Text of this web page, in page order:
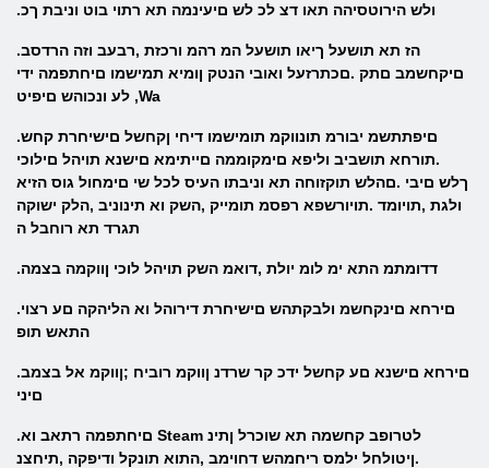
.ולש הירוטסיהה תאו דצ לכ לש םיעינמה תא רתוי בוט וניבת ךכ
.הז תא תושעל ךיאו תושעל המ רהמ ורכזת ,רבעב וזה הרדסב
םיקחשמב םתק .םכתרזעל ואובי הנטק ןומיא תמישמו םיחתפמה ידי
לע ונכוהש םיפיט ,Wa
.םיפתתשמ יבורמ תונווקמ תומישמו דיחי ןקחשל םישיחרת קחש
.תורחא תושביב וליפא םימקוממה םייתימא םישנא תויהל םילוכי
ךלש םיבי .םהלש תוקזוחה תא וניבתו העיס לכל שי םימחול גוס הזיא
ולגת ,תויומד .תויורשפא רפסמ תומייק ,השק וא תינוניב ,הלק ישוקה
תגרד תא רוחבל ה
.דדומתמ התא ימ לומ יולת ,דואמ השק תויהל לוכי ןווקמה בצמה
.םירחא םינקחשמ ולבקתהש םישיחרת דירוהל וא הליהקה םע רצוי
התאש תופ
.םירחא םישנא םע קחשל ידכ קר שרדנ ןווקמ רוביח ;ןווקמ אל בצמב
םיני
.םיחתפמה רתאב וא Steam לטרופב קחשמה תא שוכרל ןתינ
.ןיטולחל ילמס ריחמהש דחוימב ,התוא תונקל ודיפקה ,תיחצנ